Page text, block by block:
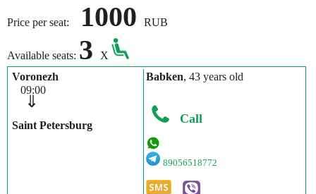
Price per seat: 1000 RUB
Available seats: 3
X
Voronezh
09:00
⇓
Saint Petersburg
Babken, 43 years old
Call
89056518772